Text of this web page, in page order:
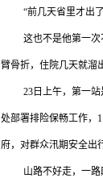
“前几天省里才出
这也不是他第一次
臂骨折，住院几天就溜
23 日上午，第一
处部署排险保畅工作，
府，对群众汛期安全出
山路不好走，一